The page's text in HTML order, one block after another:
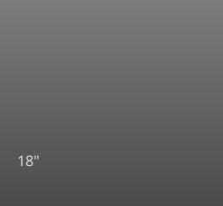
18"